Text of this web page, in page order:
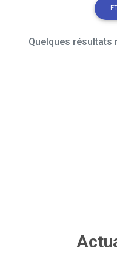
Quelques résultats